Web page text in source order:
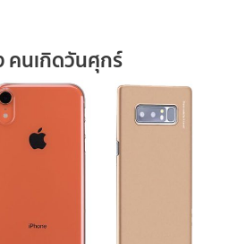
คนเกิดวันศุกร์